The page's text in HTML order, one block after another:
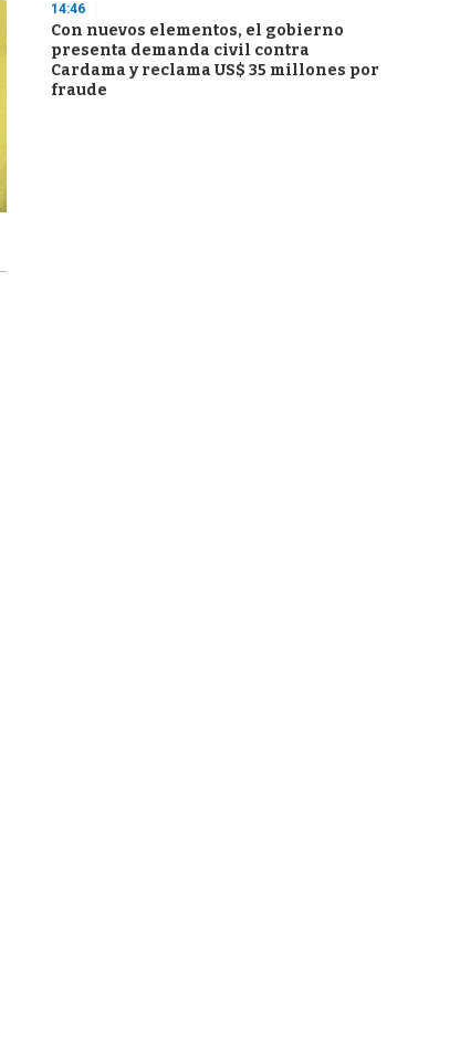
14:46
Con nuevos elementos, el gobierno
presenta demanda civil contra
Cardama y reclama US$ 35 millones por
fraude